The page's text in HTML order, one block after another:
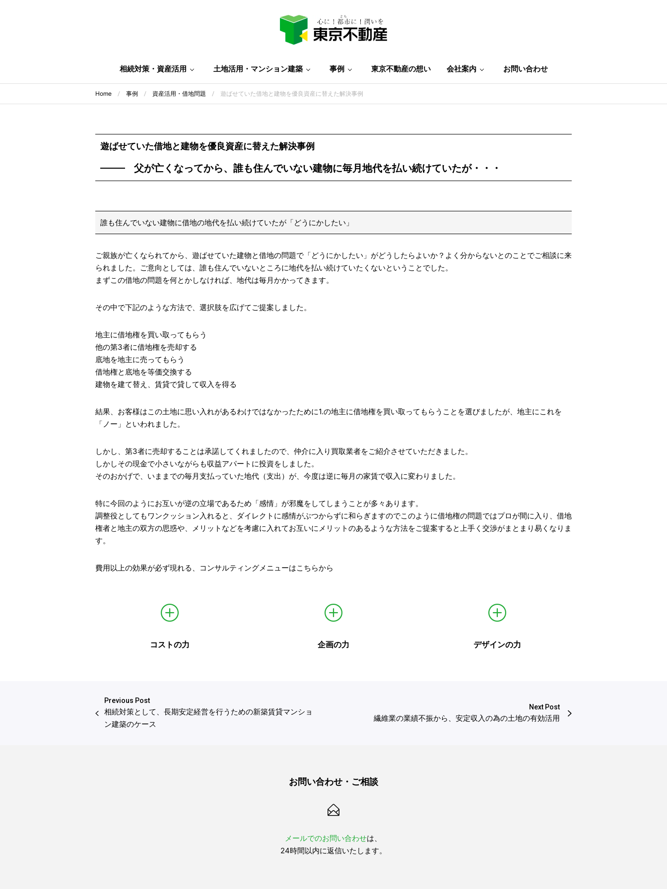
相続対策・資産活用 土地活用・マンション建築 事例 東京不動産の想い 会社案内 お問い合わせ
Home 事例 資産活用・借地問題 遊ばせていた借地と建物を優良資産に替えた解決事例
遊ばせていた借地と建物を優良資産に替えた解決事例
父が亡くなってから、誰も住んでいない建物に毎月地代を払い続けていたが・・・
誰も住んでいない建物に借地の地代を払い続けていたが「どうにかしたい」
ご親族が亡くなられてから、遊ばせていた建物と借地の問題で「どうにかしたい」がどうしたらよいか？よく分からないとのことでご相談に来
られました。ご意向としては、誰も住んでいないところに地代を払い続けていたくないということでした。
まずこの借地の問題を何とかしなければ、地代は毎月かかってきます。
その中で下記のような方法で、選択肢を広げてご提案しました。
地主に借地権を買い取ってもらう
他の第3者に借地権を売却する
底地を地主に売ってもらう
借地権と底地を等価交換する
建物を建て替え、賃貸で貸して収入を得る
結果、お客様はこの土地に思い入れがあるわけではなかったために1.の地主に借地権を買い取ってもらうことを選びましたが、地主にこれを
「ノー」といわれました。
しかし、第3者に売却することは承諾してくれましたので、仲介に入り買取業者をご紹介させていただきました。
しかしその現金で小さいながらも収益アパートに投資をしました。
そのおかげで、いままでの毎月支払っていた地代（支出）が、今度は逆に毎月の家賃で収入に変わりました。
特に今回のようにお互いが逆の立場であるため「感情」が邪魔をしてしまうことが多々あります。
調整役としてもワンクッション入れると、ダイレクトに感情がぶつからずに和らぎますのでこのように借地権の問題ではプロが間に入り、借地
権者と地主の双方の思惑や、メリットなどを考慮に入れてお互いにメリットのあるような方法をご提案すると上手く交渉がまとまり易くなりま
す。
費用以上の効果が必ず現れる、コンサルティングメニューはこちらから
コストの力 企画の力 デザインの力
Previous Post
相続対策として、長期安定経営を行うための新築賃貸マンショ
ン建築のケース
Next Post
繊維業の業績不振から、安定収入の為の土地の有効活用
お問い合わせ・ご相談
メールでのお問い合わせは、
24時間以内に返信いたします。